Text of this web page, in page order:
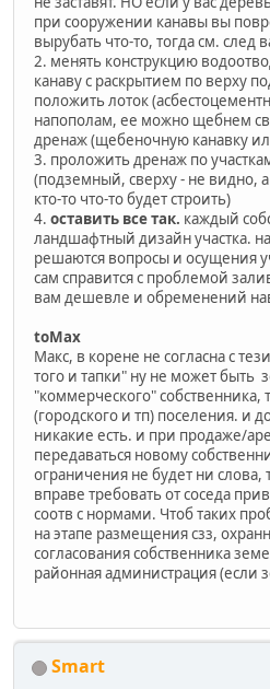
при сооружении канавы вы
вырубать что-то, тогда см. след
2. менять конструкцию
канаву с раскрытием по верху
положить лоток
напополам, ее можно щебнем
дренаж (щебеночную канавку
3. проложить дренаж по
(подземный, сверху - не видно,
кто-то что-то будет строить)
4. оставить все так. каждый
ландшафтный дизайн участка.
решаются вопросы и осущения
сам справится с проблемой
вам дешевле и обременений
toMax
Макс, в корене не согласна с
того и тапки" ну не может быть
"коммерческого" собственника,
(городского и тп) поселения. и
никакие есть. и при продаже/
передаваться новому
ограничения не будет ни слова,
вправе требовать от соседа
соотв с нормами. Чтоб таких
на этапе размещения сзз,
согласования собственника
районная администрация (если
Smart